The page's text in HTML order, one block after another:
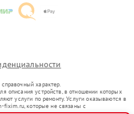
характер.
описания устройств, в отношении которых
услуги по ремонту. Услуги оказываются в
fixim.ru, которые не связаны с